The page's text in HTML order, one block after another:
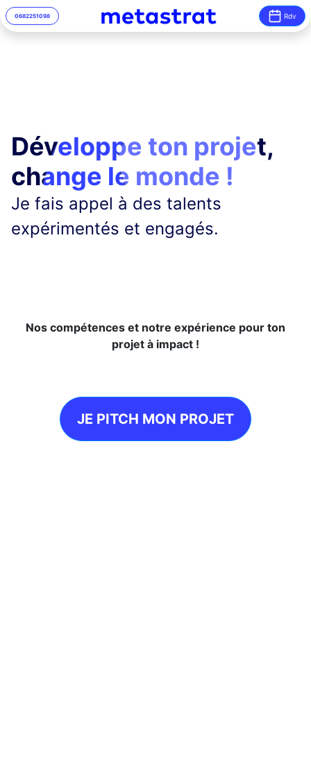
0682251098 Rdv
Développe ton projet,
change le monde !
Je fais appel à des talents
expérimentés et engagés.
Nos compétences et notre expérience pour ton
projet à impact !
JE PITCH MON PROJET